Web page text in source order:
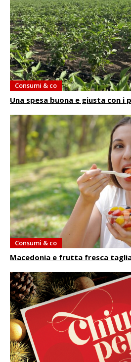
Consumi & co
Una spesa buona e giusta con
Consumi & co
Macedonia e frutta fresca